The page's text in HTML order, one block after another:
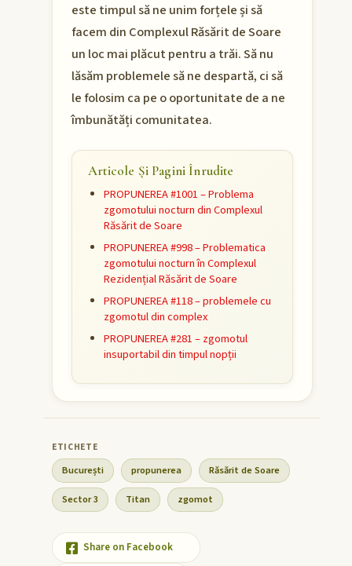
este timpul să ne unim forțele și să
facem din Complexul Răsărit de Soare
un loc mai plăcut pentru a trăi. Să nu
lăsăm problemele să ne despartă, ci să
le folosim ca pe o oportunitate de a ne
îmbunătăți comunitatea.
Articole Și Pagini Înrudite
PROPUNEREA #1001 – Problema
zgomotului nocturn din Complexul
Răsărit de Soare
PROPUNEREA #998 – Problematica
zgomotului nocturn în Complexul
Rezidențial Răsărit de Soare
PROPUNEREA #118 – problemele cu
zgomotul din complex
PROPUNEREA #281 – zgomotul
insuportabil din timpul nopții
București propunerea Răsărit de Soare
Sector 3 Titan zgomot
Share on Facebook